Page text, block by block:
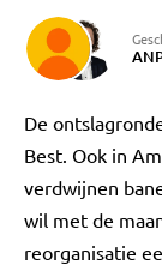
De
Best. Ook in
verdwijnen
wil met de
reorganisatie